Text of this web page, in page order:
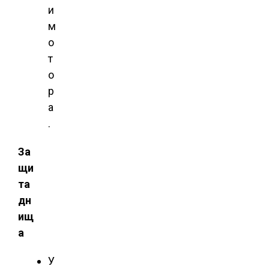
и
м
о
т
о
р
а
.
За
щи
та
дн
ищ
а
У